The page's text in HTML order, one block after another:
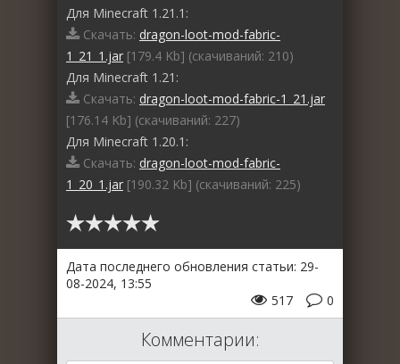
Для Minecraft 1.21.1:
Скачать: dragon-loot-mod-fabric-
1_21_1.jar [179.4 Kb] (cкачиваний: 210)
Для Minecraft 1.21:
Скачать: dragon-loot-mod-fabric-1_21.jar
[176.14 Kb] (cкачиваний: 227)
Для Minecraft 1.20.1:
Скачать: dragon-loot-mod-fabric-
1_20_1.jar [190.32 Kb] (cкачиваний: 225)
Дата последнего обновления статьи: 29-
08-2024, 13:55
0
517
Комментарии: